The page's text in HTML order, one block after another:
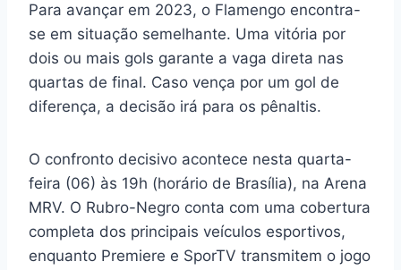
Para avançar em 2023, o Flamengo encontra-
se em situação semelhante. Uma vitória por
dois ou mais gols garante a vaga direta nas
quartas de final. Caso vença por um gol de
diferença, a decisão irá para os pênaltis.
O confronto decisivo acontece nesta quarta-
feira (06) às 19h (horário de Brasília), na Arena
MRV. O Rubro-Negro conta com uma cobertura
completa dos principais veículos esportivos,
enquanto Premiere e SporTV transmitem o jogo